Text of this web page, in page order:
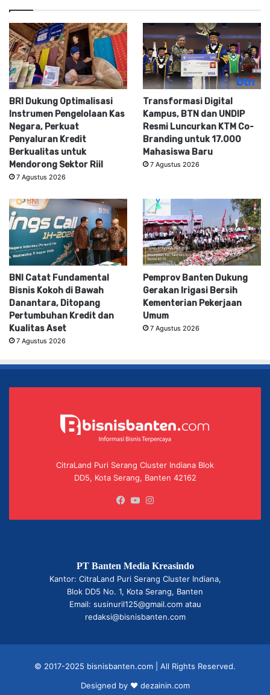
BRI Dukung Optimalisasi
Instrumen Pengelolaan Kas
Negara, Perkuat
Penyaluran Kredit
Berkualitas untuk
Mendorong Sektor Riil
7 Agustus 2026
Transformasi Digital
Kampus, BTN dan UNDIP
Resmi Luncurkan KTM Co-
Branding untuk 17.000
Mahasiswa Baru
7 Agustus 2026
BNI Catat Fundamental
Bisnis Kokoh di Bawah
Danantara, Ditopang
Pertumbuhan Kredit dan
Kualitas Aset
7 Agustus 2026
Pemprov Banten Dukung
Gerakan Irigasi Bersih
Kementerian Pekerjaan
Umum
7 Agustus 2026
CitraLand Puri Serang Cluster Indiana Blok
DD5, Kota Serang, Banten 42162
Facebook
YouTube
PT Banten Media Kreasindo
Kantor: CitraLand Puri Serang Cluster Indiana,
Blok DD5 No. 1, Kota Serang, Banten
Email: susinuril125@gmail.com atau
redaksi@bisnisbanten.com
© 2017-2025 bisnisbanten.com | All Rights Reserved.
Designed by ❤ dezainin.com